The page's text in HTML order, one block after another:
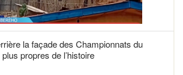
la façade des Championnats du
propres de l’histoire